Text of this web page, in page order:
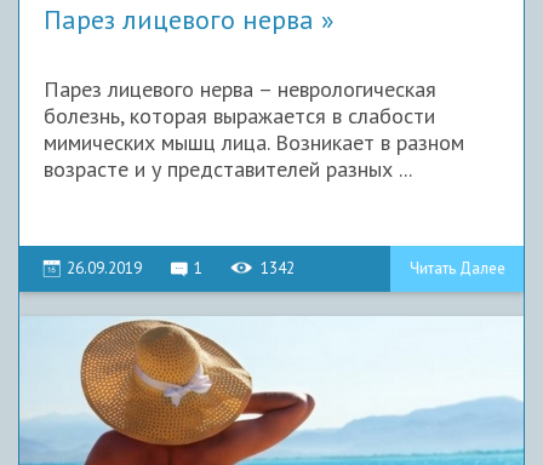
Парез лицевого нерва
Парез лицевого нерва – неврологическая
болезнь, которая выражается в слабости
мимических мышц лица. Возникает в разном
возрасте и у представителей разных ...
26.09.2019 1 1342 Читать Далее